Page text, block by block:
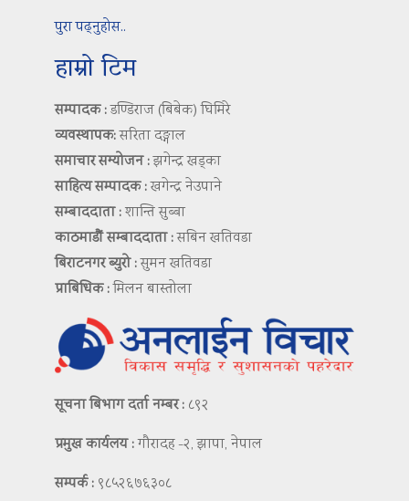
पुरा पढ्नुहोस..
हाम्रो टिम
सम्पादक :डण्डिराज (बिबेक) घिमिरे
व्यवस्थापक:सरिता दङ्गाल
समाचार सम्योजन :झगेन्द्र खड्का
साहित्य सम्पादक :खगेन्द्र नेउपाने
सम्बाददाता :शान्ति सुब्बा
काठमाडौं सम्बाददाता :सबिन खतिवडा
बिराटनगर ब्युरो :सुमन खतिवडा
प्राबिधिक :मिलन बास्तोला
सूचना बिभाग दर्ता नम्बर : ८९२
प्रमुख कार्यलय :गौरादह -२, झापा, नेपाल
सम्पर्क : ९८५२६७६३०८